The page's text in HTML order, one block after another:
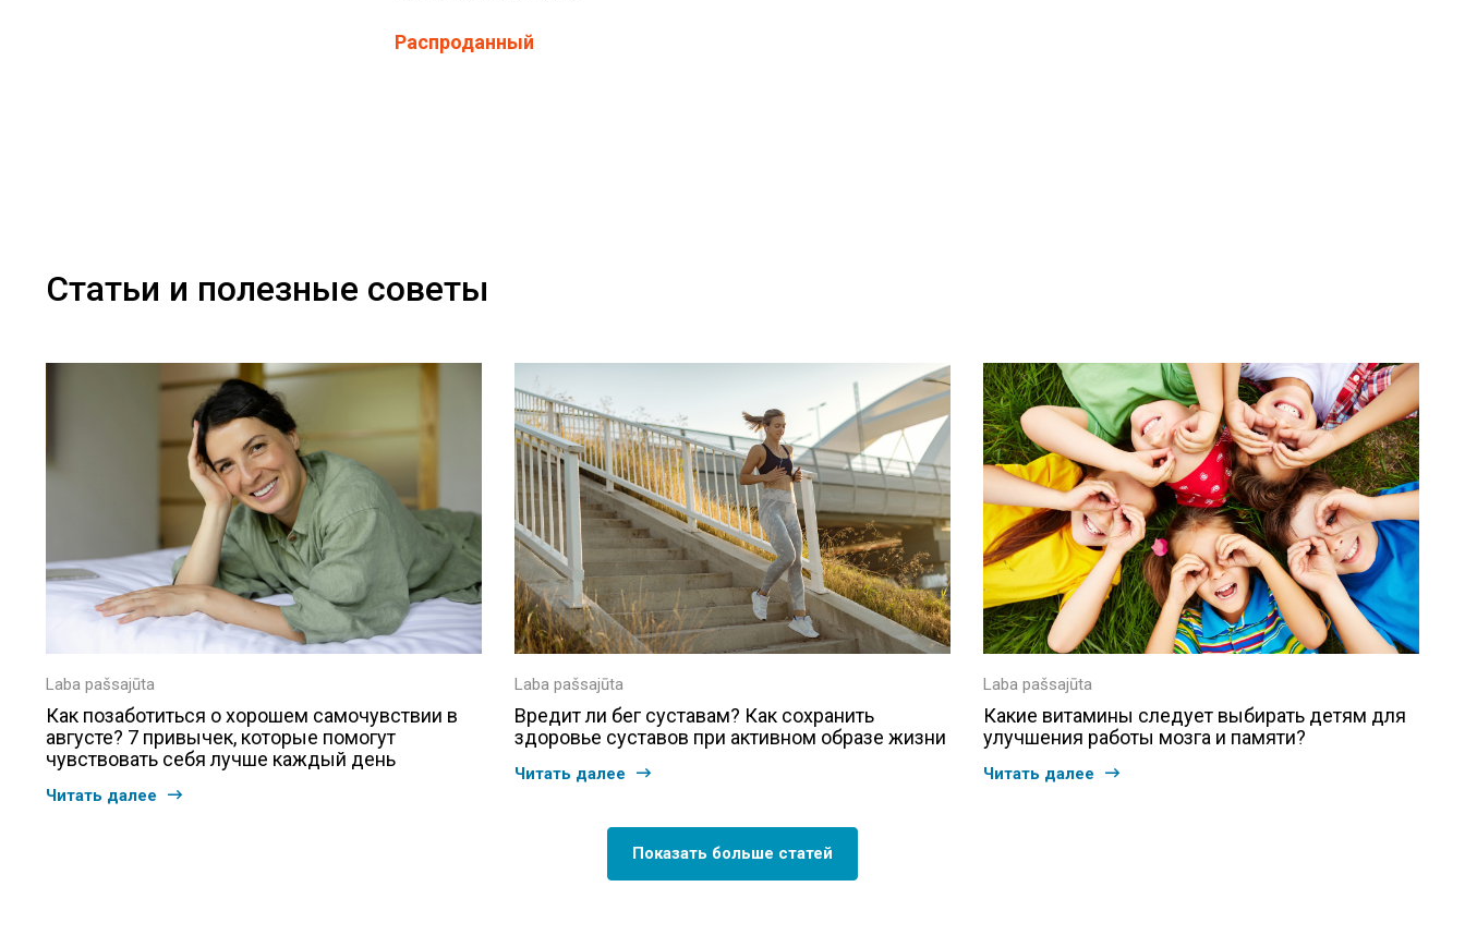
Распроданный
Статьи и полезные советы
Laba pašsajūta
Как позаботиться о хорошем самочувствии в
августе? 7 привычек, которые помогут
чувствовать себя лучше каждый день
Читать далее
Laba pašsajūta
Вредит ли бег суставам? Как сохранить
здоровье суставов при активном образе жизни
Читать далее
Laba pašsajūta
Какие витамины следует выбирать детям для
улучшения работы мозга и памяти?
Читать далее
Показать больше статей